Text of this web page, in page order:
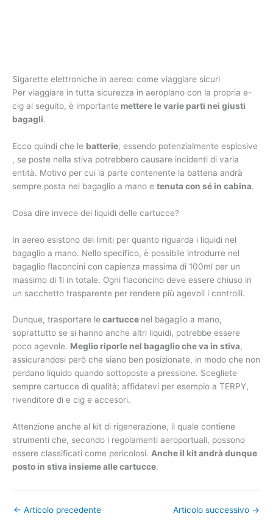
Sigarette elettroniche in aereo: come viaggiare sicuri
Per viaggiare in tutta sicurezza in aeroplano con la propria e-
cig al seguito, è importante mettere le varie parti nei giusti
bagagli.
Ecco quindi che le batterie, essendo potenzialmente esplosive
, se poste nella stiva potrebbero causare incidenti di varia
entità. Motivo per cui la parte contenente la batteria andrà
sempre posta nel bagaglio a mano e tenuta con sé in cabina.
Cosa dire invece dei liquidi delle cartucce?
In aereo esistono dei limiti per quanto riguarda i liquidi nel
bagaglio a mano. Nello specifico, è possibile introdurre nel
bagaglio flaconcini con capienza massima di 100ml per un
massimo di 1l in totale. Ogni flaconcino deve essere chiuso in
un sacchetto trasparente per rendere più agevoli i controlli.
Dunque, trasportare le cartucce nel bagaglio a mano,
soprattutto se si hanno anche altri liquidi, potrebbe essere
poco agevole. Meglio riporle nel bagaglio che va in stiva,
assicurandosi però che siano ben posizionate, in modo che non
perdano liquido quando sottoposte a pressione. Scegliete
sempre cartucce di qualità; affidatevi per esempio a TERPY,
rivenditore di e cig e accesori.
Attenzione anche al kit di rigenerazione, il quale contiene
strumenti che, secondo i regolamenti aeroportuali, possono
essere classificati come pericolosi. Anche il kit andrà dunque
posto in stiva insieme alle cartucce.
← Articolo precedente Articolo successivo →